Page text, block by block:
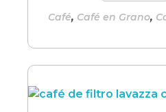
Café, Café en Grano,